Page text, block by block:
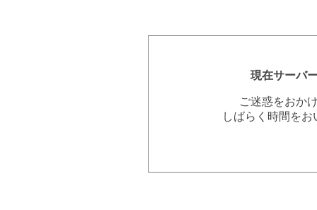
現在サーバ
ご迷惑をおか
しばらく時間を